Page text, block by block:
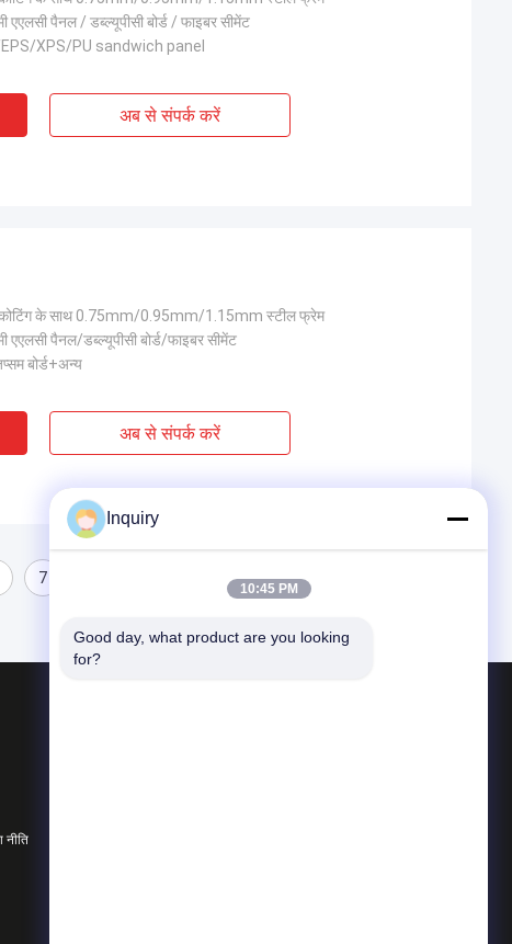
एएलसी पैनल / डब्ल्यूपीसी बोर्ड / फाइबर सीमेंट
XPS/PU sandwich panel
अब से संपर्क करें
के साथ 0.75mm/0.95mm/1.15mm स्टील फ्रेम
एएलसी पैनल/डब्ल्यूपीसी बोर्ड/फाइबर सीमेंट
बोर्ड+अन्य
अब से संपर्क करें
7
नीति
Inquiry
10:45 PM
Good day, what product are you looking
for?